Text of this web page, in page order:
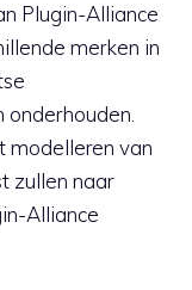
Plugin-Alliance
merken in
modelleren van
zullen naar
Alliance